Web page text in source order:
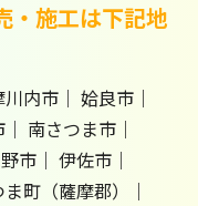
・施工は下記地
川内市
姶良市
南さつま市
市
伊佐市
町（薩摩郡）